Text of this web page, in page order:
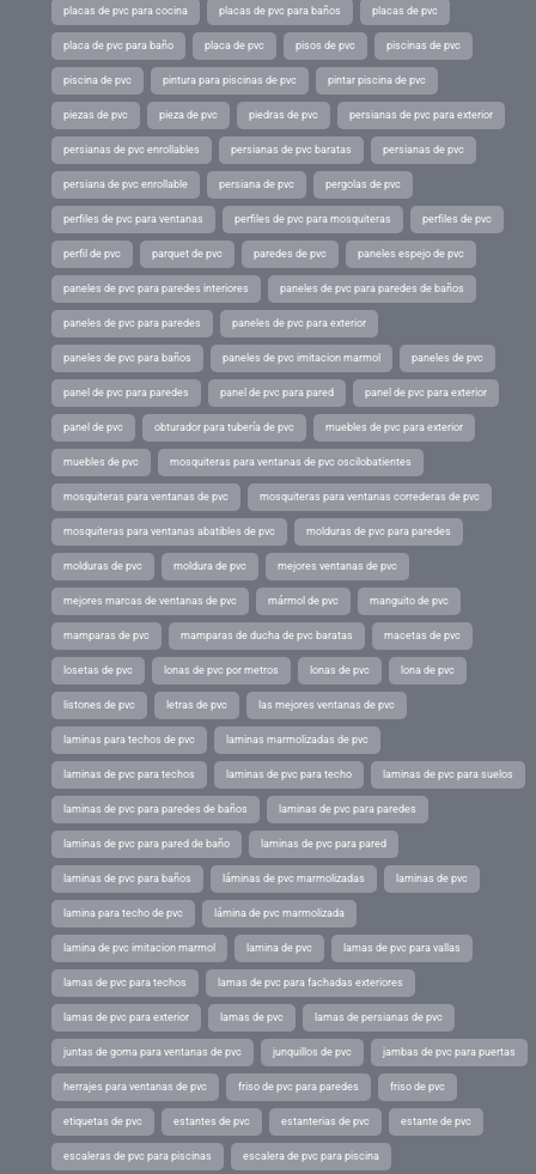
placas de pvc para cocina placas de pvc para baños placas de pvc
placa de pvc para baño placa de pvc pisos de pvc piscinas de pvc
piscina de pvc pintura para piscinas de pvc pintar piscina de pvc
piezas de pvc pieza de pvc piedras de pvc persianas de pvc para exterior
persianas de pvc enrollables persianas de pvc baratas persianas de pvc
persiana de pvc enrollable persiana de pvc pergolas de pvc
perfiles de pvc para ventanas perfiles de pvc para mosquiteras perfiles de pvc
perfil de pvc parquet de pvc paredes de pvc paneles espejo de pvc
paneles de pvc para paredes interiores paneles de pvc para paredes de baños
paneles de pvc para paredes paneles de pvc para exterior
paneles de pvc para baños paneles de pvc imitacion marmol paneles de pvc
panel de pvc para paredes panel de pvc para pared panel de pvc para exterior
panel de pvc obturador para tubería de pvc muebles de pvc para exterior
muebles de pvc mosquiteras para ventanas de pvc oscilobatientes
mosquiteras para ventanas de pvc mosquiteras para ventanas correderas de pvc
mosquiteras para ventanas abatibles de pvc molduras de pvc para paredes
molduras de pvc moldura de pvc mejores ventanas de pvc
mejores marcas de ventanas de pvc mármol de pvc manguito de pvc
mamparas de pvc mamparas de ducha de pvc baratas macetas de pvc
losetas de pvc lonas de pvc por metros lonas de pvc lona de pvc
listones de pvc letras de pvc las mejores ventanas de pvc
laminas para techos de pvc laminas marmolizadas de pvc
laminas de pvc para techos laminas de pvc para techo laminas de pvc para suelos
laminas de pvc para paredes de baños laminas de pvc para paredes
laminas de pvc para pared de baño laminas de pvc para pared
laminas de pvc para baños láminas de pvc marmolizadas laminas de pvc
lamina para techo de pvc lámina de pvc marmolizada
lamina de pvc imitacion marmol lamina de pvc lamas de pvc para vallas
lamas de pvc para techos lamas de pvc para fachadas exteriores
lamas de pvc para exterior lamas de pvc lamas de persianas de pvc
juntas de goma para ventanas de pvc junquillos de pvc jambas de pvc para puertas
herrajes para ventanas de pvc friso de pvc para paredes friso de pvc
etiquetas de pvc estantes de pvc estanterias de pvc estante de pvc
escaleras de pvc para piscinas escalera de pvc para piscina